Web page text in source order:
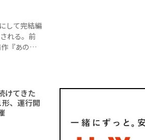
して完結編
れる。前
作『あの…
けてきた
、運行開